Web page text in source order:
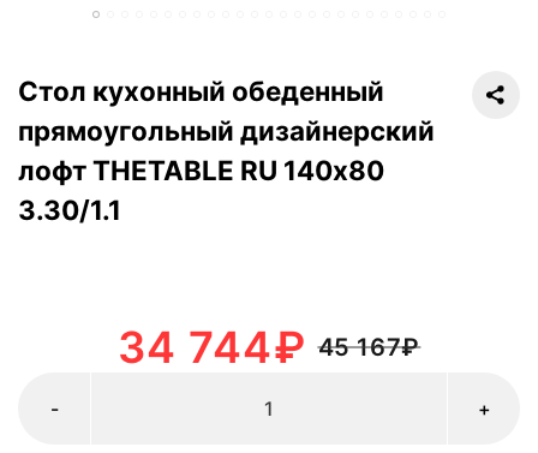
Стол кухонный обеденный
прямоугольный дизайнерский
лофт THETABLE RU 140х80
3.30/1.1
45 167₽
34 744₽
+
-